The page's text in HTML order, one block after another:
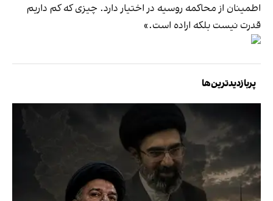
اطمینان از محاکمه روسیه در اختیار دارد. چیزی که کم داریم
قدرت نیست بلکه اراده است.»
پربازدیدترین‌ها